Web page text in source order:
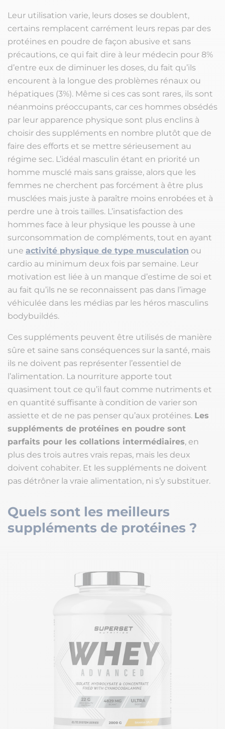
Leur utilisation varie, leurs doses se doublent,
certains remplacent carrément leurs repas par des
protéines en poudre de façon abusive et sans
précautions, ce qui fait dire à leur médecin pour 8%
d’entre eux de diminuer les doses, du fait qu’ils
encourent à la longue des problèmes rénaux ou
hépatiques (3%). Même si ces cas sont rares, ils sont
néanmoins préoccupants, car ces hommes obsédés
par leur apparence physique sont plus enclins à
choisir des suppléments en nombre plutôt que de
faire des efforts et se mettre sérieusement au
régime sec. L’idéal masculin étant en priorité un
homme musclé mais sans graisse, alors que les
femmes ne cherchent pas forcément à être plus
musclées mais juste à paraître moins enrobées et à
perdre une à trois tailles. L’insatisfaction des
hommes face à leur physique les pousse à une
surconsommation de compléments, tout en ayant
une activité physique de type musculation ou
cardio au minimum deux fois par semaine. Leur
motivation est liée à un manque d’estime de soi et
au fait qu’ils ne se reconnaissent pas dans l’image
véhiculée dans les médias par les héros masculins
bodybuildés.
Ces suppléments peuvent être utilisés de manière
sûre et saine sans conséquences sur la santé, mais
ils ne doivent pas représenter l’essentiel de
l’alimentation. La nourriture apporte tout
quasiment tout ce qu’il faut comme nutriments et
en quantité suffisante à condition de varier son
assiette et de ne pas penser qu’aux protéines. Les
suppléments de protéines en poudre sont
parfaits pour les collations intermédiaires, en
plus des trois autres vrais repas, mais les deux
doivent cohabiter. Et les suppléments ne doivent
pas détrôner la vraie alimentation, ni s’y substituer.
Quels sont les meilleurs
suppléments de protéines ?